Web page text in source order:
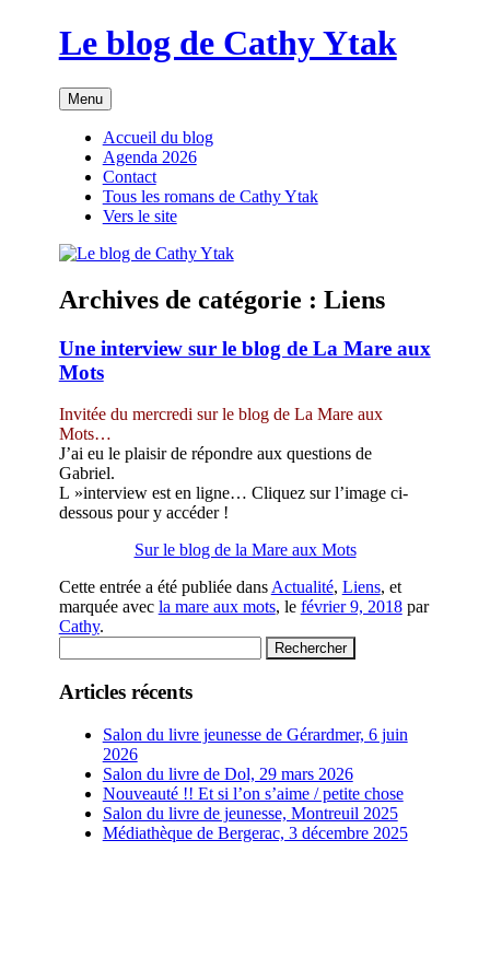
Le blog de Cathy Ytak
Menu
Accueil du blog
Agenda 2026
Contact
Tous les romans de Cathy Ytak
Vers le site
Archives de catégorie : Liens
Une interview sur le blog de La Mare aux
Mots
Invitée du mercredi sur le blog de La Mare aux
Mots…
J’ai eu le plaisir de répondre aux questions de
Gabriel.
L »interview est en ligne… Cliquez sur l’image ci-
dessous pour y accéder !
Sur le blog de la Mare aux Mots
Cette entrée a été publiée dansActualité, Liens, et
marquée avec la mare aux mots, le février 9, 2018 par
Cathy.
Articles récents
Salon du livre jeunesse de Gérardmer, 6 juin
2026
Salon du livre de Dol, 29 mars 2026
Nouveauté !! Et si l’on s’aime / petite chose
Salon du livre de jeunesse, Montreuil 2025
Médiathèque de Bergerac, 3 décembre 2025